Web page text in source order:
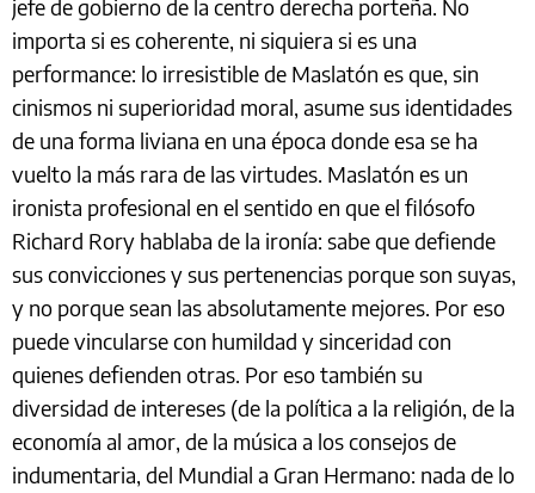
jefe de gobierno de la centro derecha porteña. No
importa si es coherente, ni siquiera si es una
performance: lo irresistible de Maslatón es que, sin
cinismos ni superioridad moral, asume sus identidades
de una forma liviana en una época donde esa se ha
vuelto la más rara de las virtudes. Maslatón es un
ironista profesional en el sentido en que el filósofo
Richard Rory hablaba de la ironía: sabe que defiende
sus convicciones y sus pertenencias porque son suyas,
y no porque sean las absolutamente mejores. Por eso
puede vincularse con humildad y sinceridad con
quienes defienden otras. Por eso también su
diversidad de intereses (de la política a la religión, de la
economía al amor, de la música a los consejos de
indumentaria, del Mundial a Gran Hermano: nada de lo